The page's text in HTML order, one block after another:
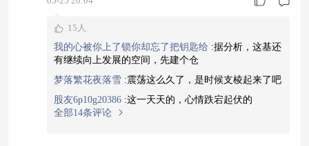
15人
我的心被你上了锁你却忘了把钥匙给 :据分析，这基还
有继续向上发展的空间，先建个仓
梦落繁花夜落雪 :震荡这么久了，是时候支棱起来了吧
股友6p10g20386 :这一天天的，心情跌宕起伏的
全部14条评论